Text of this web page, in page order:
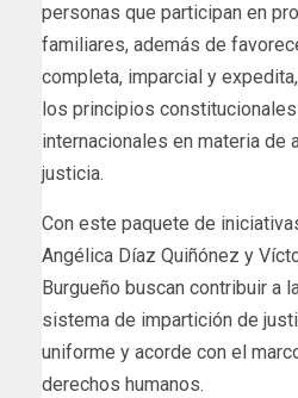
personas que participan en
familiares, además de
completa, imparcial y
los principios
internacionales en materia de
justicia.
Con este paquete de
Angélica Díaz Quiñónez y
Burgueño buscan contribuir a
sistema de impartición de
uniforme y acorde con el
derechos humanos.